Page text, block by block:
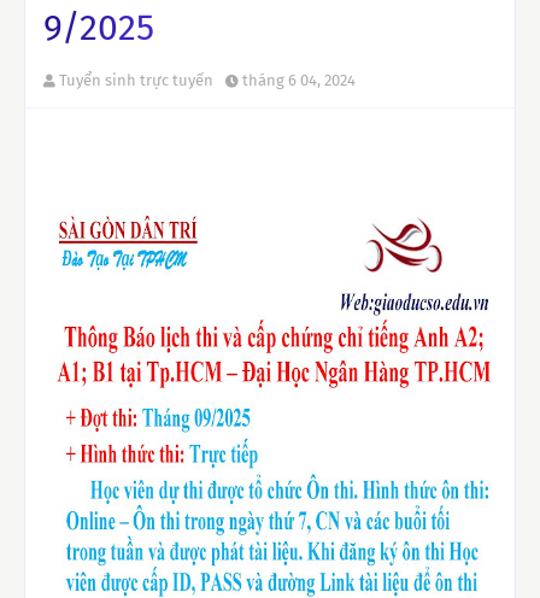
9/2025
Tuyển sinh trực tuyến tháng 6 04, 2024